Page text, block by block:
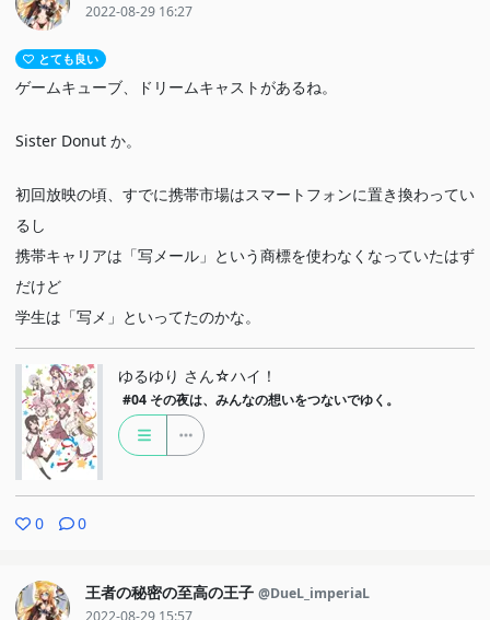
2022-08-29 16:27
とても良い
ゲームキューブ、ドリームキャストがあるね。
Sister Donut か。
初回放映の頃、すでに携帯市場はスマートフォンに置き換わってい
るし
携帯キャリアは「写メール」という商標を使わなくなっていたはず
だけど
学生は「写メ」といってたのかな。
ゆるゆり さん☆ハイ！
#04 その夜は、みんなの想いをつないでゆく。
0 0
王者の秘密の至高の王子 @DueL_imperiaL